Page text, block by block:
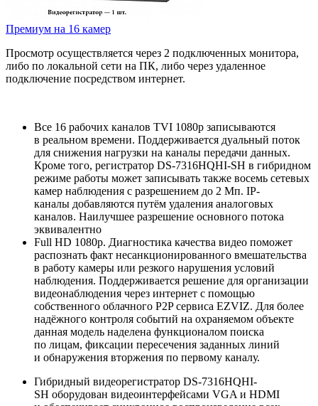
Премиум на 16 камер
Просмотр осуществляется через 2 подключенных монитора,
либо по локальной сети на ПК, либо через удаленное
подключение посредством интернет.
Все 16 рабочих каналов TVI 1080р записываются
в реальном времени. Поддерживается дуальный поток
для снижения нагрузки на каналы передачи данных.
Кроме того, регистратор DS-7316HQHI-SH в гибридном
режиме работы может записывать также восемь сетевых
камер наблюдения с разрешением до 2 Мп. IP-
каналы добавляются путём удаления аналоговых
каналов. Наилучшее разрешение основного потока
эквивалентно
Full HD 1080p. Диагностика качества видео поможет
распознать факт несанкционированного вмешательства
в работу камеры или резкого нарушения условий
наблюдения. Поддерживается решение для организации
видеонаблюдения через интернет с помощью
собственного облачного P2P сервиса EZVIZ. Для более
надёжного контроля событий на охраняемом объекте
данная модель наделена функционалом поиска
по лицам, фиксации пересечения заданных линий
и обнаружения вторжения по первому каналу.
Гибридный видеорегистратор DS-7316HQHI-
SH оборудован видеоинтерфейсами VGA и HDMI